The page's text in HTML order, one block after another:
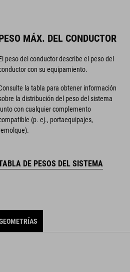
MÁX. DEL CONDUCTOR
peso del conductor describe el peso del
con su equipamiento.
la tabla para obtener información
la distribución del peso del sistema
con cualquier complemento
(p. ej., portaequipajes,
DE PESOS DEL SISTEMA